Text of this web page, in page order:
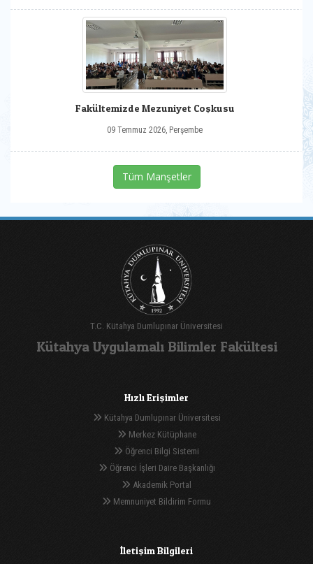
Fakültemizde Mezuniyet Coşkusu
09 Temmuz 2026, Perşembe
Tüm Manşetler
T.C. Kütahya Dumlupınar Üniversitesi
Kütahya Uygulamalı Bilimler Fakültesi
Hızlı Erişimler
Kütahya Dumlupınar Üniversitesi
Merkez Kütüphane
Öğrenci Bilgi Sistemi
Öğrenci İşleri Daire Başkanlığı
Akademik Portal
Memnuniyet Bildirim Formu
İletişim Bilgileri